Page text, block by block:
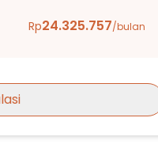
Rp24.325.757/bulan